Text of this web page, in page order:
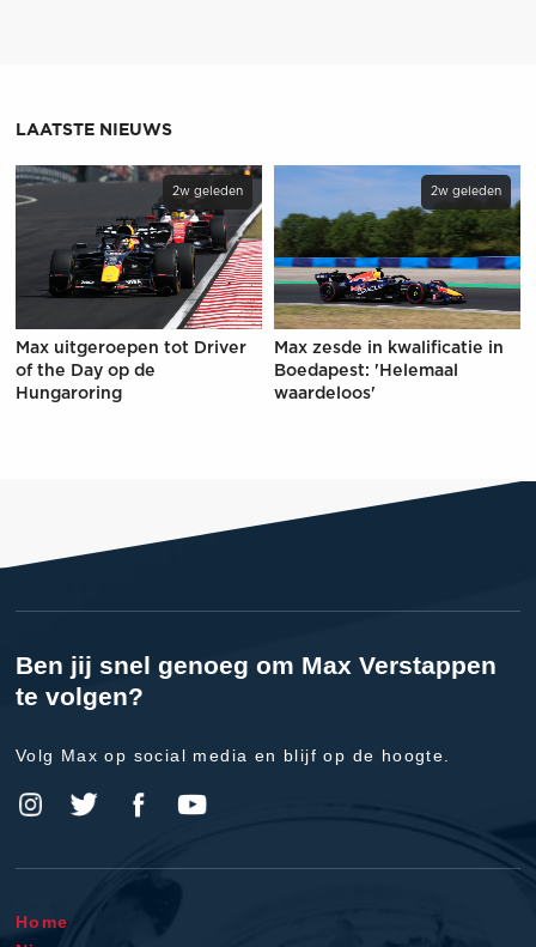
LAATSTE NIEUWS
2w geleden
Max uitgeroepen tot Driver
of the Day op de
Hungaroring
2w geleden
Max zesde in kwalificatie in
Boedapest: 'Helemaal
waardeloos'
Ben jij snel genoeg om Max Verstappen
te volgen?
Volg Max op social media en blijf op de hoogte.
Home